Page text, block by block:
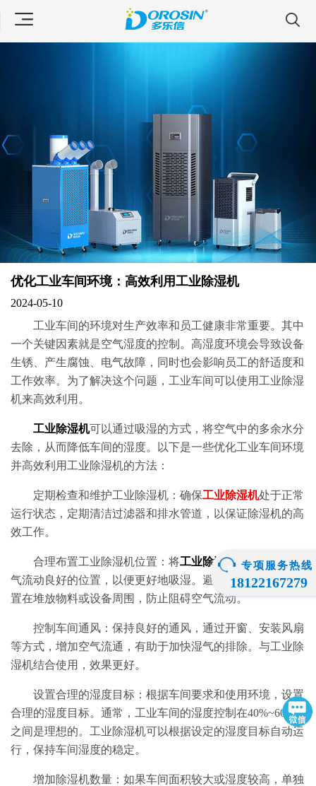
优化工业车间环境：高效利用工业除湿机
2024-05-10
工业车间的环境对生产效率和员工健康非常重要。其中
一个关键因素就是空气湿度的控制。高湿度环境会导致设备
生锈、产生腐蚀、电气故障，同时也会影响员工的舒适度和
工作效率。为了解决这个问题，工业车间可以使用工业除湿
机来高效利用。
工业除湿机可以通过吸湿的方式，将空气中的多余水分
去除，从而降低车间的湿度。以下是一些优化工业车间环境
并高效利用工业除湿机的方法：
定期检查和维护工业除湿机：确保工业除湿机处于正常
运行状态，定期清洁过滤器和排水管道，以保证除湿机的高
效工作。
合理布置工业除湿机位置：将工业除湿机 放置在车间空
气流动良好的位置，以便更好地吸湿。避免将工业除湿机放
置在堆放物料或设备周围，防止阻碍空气流动。
控制车间通风：保持良好的通风，通过开窗、安装风扇
等方式，增加空气流通，有助于加快湿气的排除。与工业除
湿机结合使用，效果更好。
设置合理的湿度目标：根据车间要求和使用环境，设置
合理的湿度目标。通常，工业车间的湿度控制在40%~60%
之间是理想的。工业除湿机可以根据设定的湿度目标自动运
行，保持车间湿度的稳定。
增加除湿机数量：如果车间面积较大或湿度较高，单独
专项服务热线
18122167279